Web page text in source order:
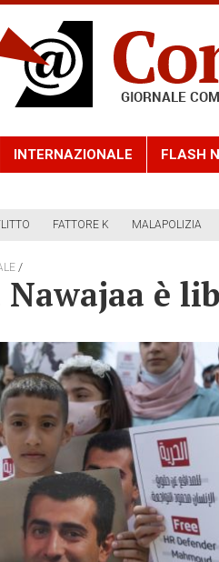
INTERNAZIONALE FLASH
FATTORE K MALAPOLIZIA
/
è